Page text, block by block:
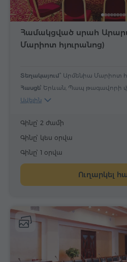
Համակցված սրահ
Մարիոտ հյուրանոց)
Տեղակայում՝ Արմենիա Մարիոտ
Հասցե՝ Երևան, Պապ թագավորի
Ավելին
Գինը՝ 2 ժամի
Գինը՝ կես օրվա
Գինը՝ 1 օրվա
Ուղարկել